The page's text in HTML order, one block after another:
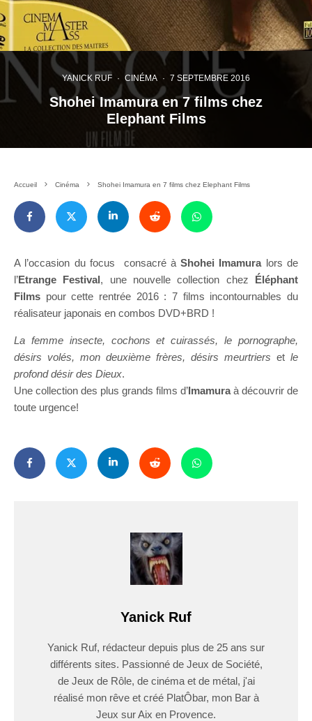
YANICK RUF · CINÉMA · 7 SEPTEMBRE 2016
Shohei Imamura en 7 films chez
Elephant Films
Accueil Cinéma Shohei Imamura en 7 films chez Elephant Films
A l’occasion du focus consacré àShohei Imamuralors de
l’Etrange Festival, une nouvelle collection chez Éléphant
Films pour cette rentrée 2016 : 7 films incontournables du
réalisateur japonais en combos DVD+BRD !
La femme insecte, cochons et cuirassés, le pornographe,
désirs volés, mon deuxième frères, désirs meurtriers et le
profond désir des Dieux.
Une collection des plus grands films d’Imamuraà découvrir de
toute urgence!
Yanick Ruf
Yanick Ruf, rédacteur depuis plus de 25 ans sur
différents sites. Passionné de Jeux de Société,
de Jeux de Rôle, de cinéma et de métal, j'ai
réalisé mon rêve et créé PlatÔbar, mon Bar à
Jeux sur Aix en Provence.